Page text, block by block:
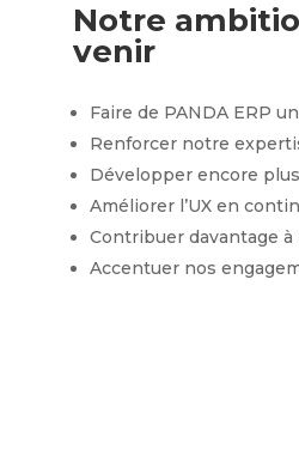
Notre
venir
Faire de PANDA ERP
Renforcer notre
Développer encore
Améliorer l’UX en
Contribuer davantage à
Accentuer nos